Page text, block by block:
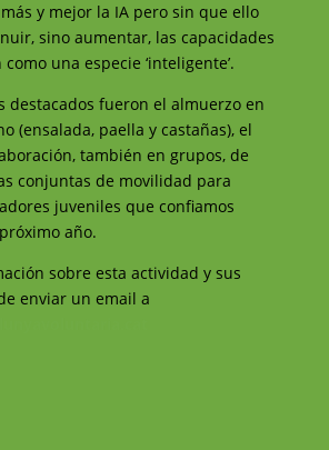
y mejor la IA pero sin que ello
sino aumentar, las capacidades
una especie ‘inteligente’.
destacados fueron el almuerzo en
(ensalada, paella y castañas), el
también en grupos, de
conjuntas de movilidad para
juveniles que confiamos
año.
sobre esta actividad y sus
enviar un email a